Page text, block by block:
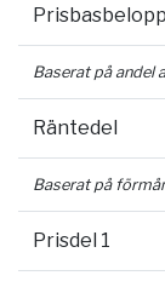
Baserat på andel
Räntedel
Baserat på
Prisdel 1